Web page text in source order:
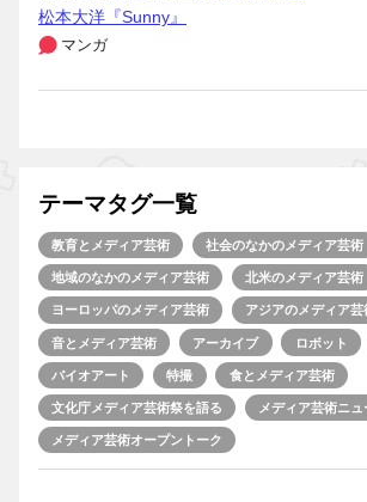
松本大洋『Sunny』
マンガ
テーマタグ一覧
教育とメディア芸術 社会のなかのメディア芸術
地域のなかのメディア芸術 北米のメディア芸術
ヨーロッパのメディア芸術 アジアのメディア芸
音とメディア芸術 アーカイブ ロボット
バイオアート 特撮 食とメディア芸術
文化庁メディア芸術祭を語る メディア芸術ニ
メディア芸術オープントーク